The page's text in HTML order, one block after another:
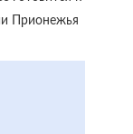
Прионежья